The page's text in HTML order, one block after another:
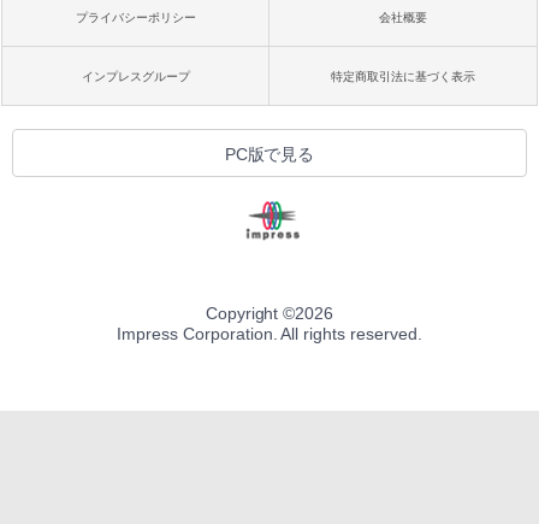
プライバシーポリシー 会社概要
インプレスグループ 特定商取引法に基づく表示
PC版で見る
Copyright ©2026
Impress Corporation. All rights reserved.